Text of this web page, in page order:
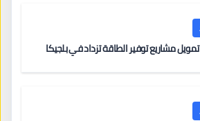
مشاريع توفير الطاقة تزداد في بلجيكا